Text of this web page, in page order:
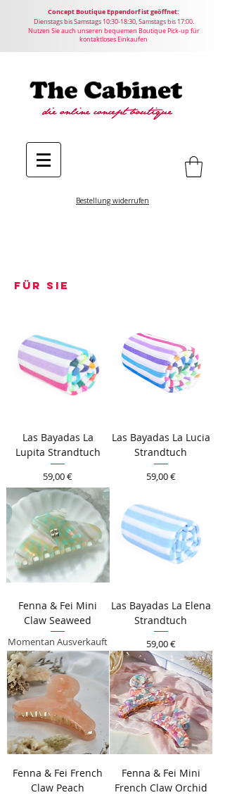
ConceptBoutiqueEppendorf ist geöffnet:
Dienstags bis Samstags 10:30-18:30, Samstags bis 17:00.
Nutzen Sie auch unseren bequemen Boutique Pick-up für
kontaktloses Einkaufen
Bestellung widerrufen
Für Sie
Las Bayadas La
Lupita Strandtuch
Preis
59,00 €
Las Bayadas La Lucia
Strandtuch
Preis
59,00 €
Fenna & Fei Mini
Claw Seaweed
Momentan Ausverkauft
Las Bayadas La Elena
Strandtuch
Preis
59,00 €
Fenna & Fei French
Claw Peach
Fenna & Fei Mini
French Claw Orchid